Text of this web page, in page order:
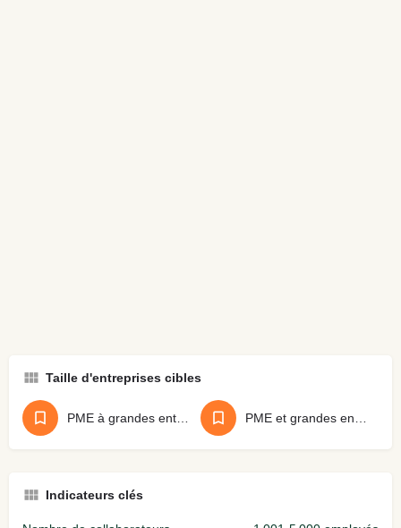
Taille d'entreprises cibles
Indicateurs clés